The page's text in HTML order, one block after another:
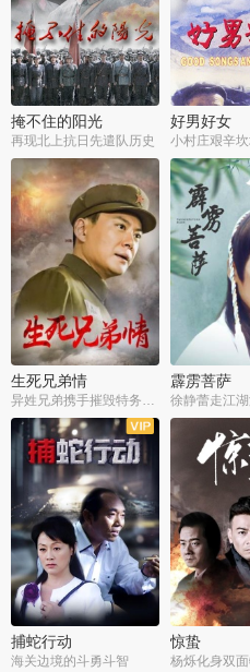
掩不住的阳光
再现北上抗日先遣队历史
好男好女
小村庄艰辛
全37集
生死兄弟情
异姓兄弟携手摧毁特务阴谋
全40集
霹雳菩萨
徐静蕾走江
全22集
捕蛇行动
海关边境的斗勇斗智
全39集
惊蛰
杨烁化身双